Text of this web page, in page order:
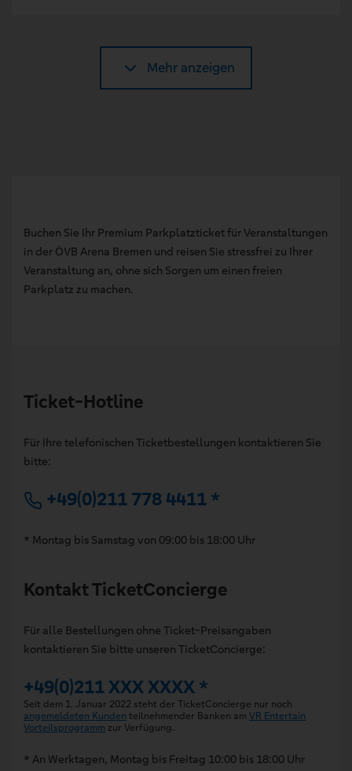
Mehr anzeigen
Buchen Sie Ihr Premium Parkplatzticket für Veranstaltungen
in der ÖVB Arena Bremen und reisen Sie stressfrei zu Ihrer
Veranstaltung an, ohne sich Sorgen um einen freien
Parkplatz zu machen.
Ticket-Hotline
Für Ihre telefonischen Ticketbestellungen kontaktieren Sie
bitte:
+49(0)211 778 4411 *
* Montag bis Samstag von 09:00 bis 18:00 Uhr
Kontakt TicketConcierge
Für alle Bestellungen ohne Ticket-Preisangaben
kontaktieren Sie bitte unseren TicketConcierge:
+49(0)211 XXX XXXX *
Seit dem 1. Januar 2022 steht der TicketConcierge nur noch
angemeldeten Kunden teilnehmender Banken am VR Entertain
Vorteilsprogramm zur Verfügung.
* An Werktagen, Montag bis Freitag 10:00 bis 18:00 Uhr